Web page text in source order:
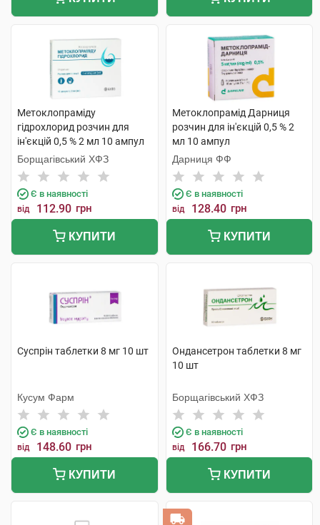
Метоклопраміду
гідрохлорид розчин для
ін'єкцій 0,5 % 2 мл 10 ампул
Борщагівський ХФЗ
Є в наявності
від 112.90 грн
КУПИТИ
Метоклопрамід Дарниця
розчин для ін'єкцій 0,5 % 2
мл 10 ампул
Дарниця ФФ
Є в наявності
від 128.40 грн
КУПИТИ
Суспрін таблетки 8 мг 10 шт
Кусум Фарм
Є в наявності
від 148.60 грн
КУПИТИ
Ондансетрон таблетки 8 мг
10 шт
Борщагівський ХФЗ
Є в наявності
від 166.70 грн
КУПИТИ